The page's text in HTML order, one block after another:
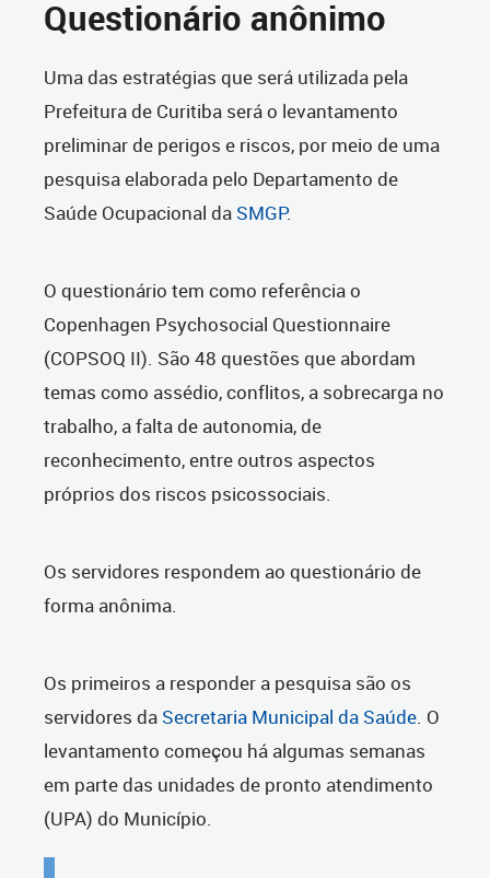
Questionário anônimo
Uma das estratégias que será utilizada pela
Prefeitura de Curitiba será o levantamento
preliminar de perigos e riscos, por meio de uma
pesquisa elaborada pelo Departamento de
Saúde Ocupacional da SMGP.
O questionário tem como referência o
Copenhagen Psychosocial Questionnaire
(COPSOQ II). São 48 questões que abordam
temas como assédio, conflitos, a sobrecarga no
trabalho, a falta de autonomia, de
reconhecimento, entre outros aspectos
próprios dos riscos psicossociais.
Os servidores respondem ao questionário de
forma anônima.
Os primeiros a responder a pesquisa são os
servidores da Secretaria Municipal da Saúde. O
levantamento começou há algumas semanas
em parte das unidades de pronto atendimento
(UPA) do Município.